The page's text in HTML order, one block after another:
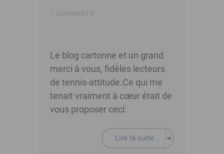
Le blog cartonne et un grand
merci à vous, fidèles lecteurs
de tennis-attitude.Ce qui me
tenait vraiment à cœur était de
vous proposer ceci:
Lire la suite...